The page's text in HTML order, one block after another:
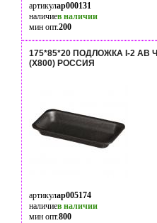
артикулap000131
наличиев наличии
мин опт.200
175*85*20 ПОДЛОЖКА I-2 АВ
(Х800) РОССИЯ
артикулap005174
наличиев наличии
мин опт.800